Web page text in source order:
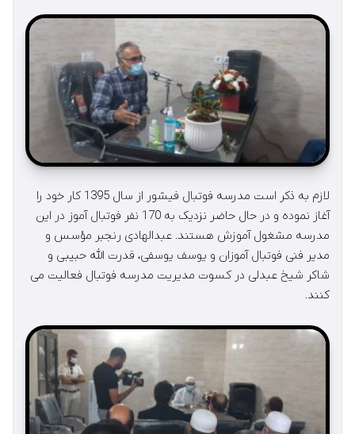
لازم به ذکر است مدرسه فوتبال فیشور از سال 1395 کار خود را
آغاز نموده و در حال حاضر نزدیک به 170 نفر فوتبال آموز در این
مدرسه مشغول آموزش هستند. عبدالهادی رنجبر مؤسس و
مدیر فنی فوتبال آموزان و یوسف یوسفی، قدرت الله حبیبی و
شاکر شیخ عبدلی در کسوت مدیریت مدرسه فوتبال فعالیت می
کنند.